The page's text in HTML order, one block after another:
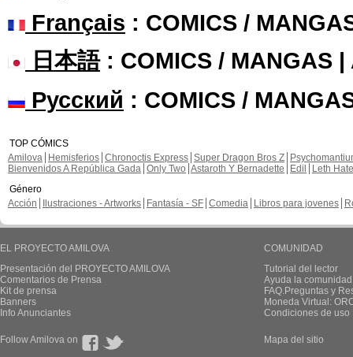
Français : COMICS /
日本語: COMICS / MANGAS |
Русский : COMICS /
TOP CÓMICS
Amilova
Hemisferios Chronoctis Express Super Dragon Bros Z
Bienvenidos A República Gada Only Two Astaroth Y Bernadette Edil
Leth Hate
Género
Acción
Ilustraciones - Artworks Fantasía - SF Comedia Libros para jovenes
EL PROYECTO AMILOVA
Presentación del PROYECTO AMILOVA
Comentarios de Prensa
Kit de prensa
Banners
Info Anunciantes
COMUNIDAD
Tutorial del lector
Ayuda la
FAQ.Preguntas y
Moneda Virtual:
Condiciones de uso
Follow Amilova on Mapa del sitio